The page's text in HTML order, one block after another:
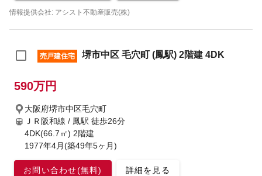
情報提供会社: アシスト不動産販売(株)
売戸建住宅 堺市中区 毛穴町 (鳳駅) 2階建 4DK
590万円
大阪府堺市中区毛穴町
ＪＲ阪和線 / 鳳駅 徒歩26分
4DK(66.7㎡) 2階建
1977年4月(築49年5ヶ月)
お問い合わせ(無料) 詳細を見る